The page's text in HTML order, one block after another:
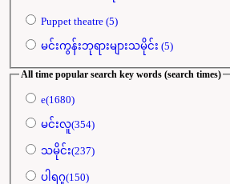
Puppet theatre (5)
မင်းကွန်းဘုရားများသမိုင်း (5)
All time popular search key words (search times)
e(1680)
မင်းလူ(354)
သမိုင်း(237)
ပါရဂူ(150)